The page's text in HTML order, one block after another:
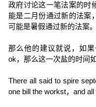
政府讨论这一笔法案的时
能是二月份通过新的法案
可能是暑假通过新的法案。
那么他的建议就说，如
ok，那么这一次盐的时间
There all said to spire
one bill the workst，and all